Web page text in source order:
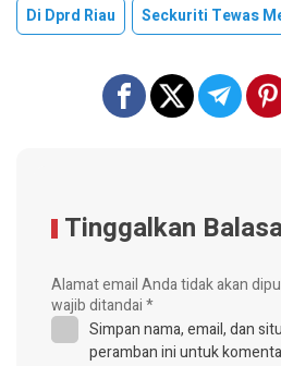
Di Dprd Riau Seckuriti Tewas
Tinggalkan
Alamat email Anda tidak akan
wajib ditandai*
Simpan nama, email, dan
peramban ini untuk